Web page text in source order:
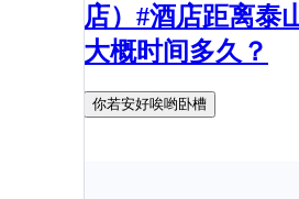
店）#酒店距离泰
大概时间多久？
你若安好唉哟卧槽